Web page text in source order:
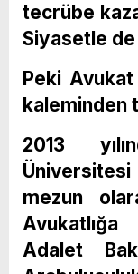
tecrübe
Siyasetle
Peki
kaleminden
2013
mezun
Adalet